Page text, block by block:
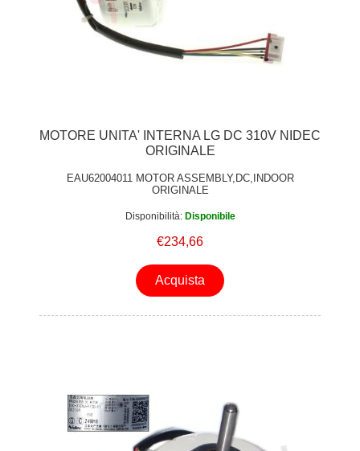
MOTORE UNITA' INTERNA LG DC 310V NIDEC
ORIGINALE
EAU62004011 MOTOR ASSEMBLY,DC,INDOOR
ORIGINALE
Disponibilità: Disponibile
€234,66
Acquista